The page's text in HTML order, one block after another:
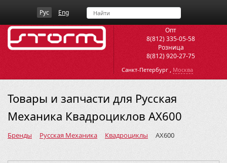
Рус Eng
Опт
8(812) 335-05-58
Розница
8(812) 920-27-75
Санкт-Петербург , Москва
Товары и запчасти для Русская
Механика Квадроциклов AX600
Бренды Русская Механика Квадроциклы AX600